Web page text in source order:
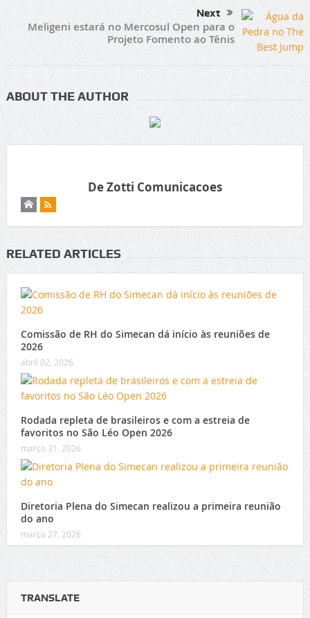
Next
Meligeni estará no Mercosul Open para o
Projeto Fomento ao Tênis
ABOUT THE AUTHOR
De Zotti Comunicacoes
RELATED ARTICLES
Comissão de RH do Simecan dá início às reuniões de
2026
abril 02, 2026
Rodada repleta de brasileiros e com a estreia de
favoritos no São Léo Open 2026
março 31, 2026
Diretoria Plena do Simecan realizou a primeira reunião
do ano
março 27, 2026
TRANSLATE